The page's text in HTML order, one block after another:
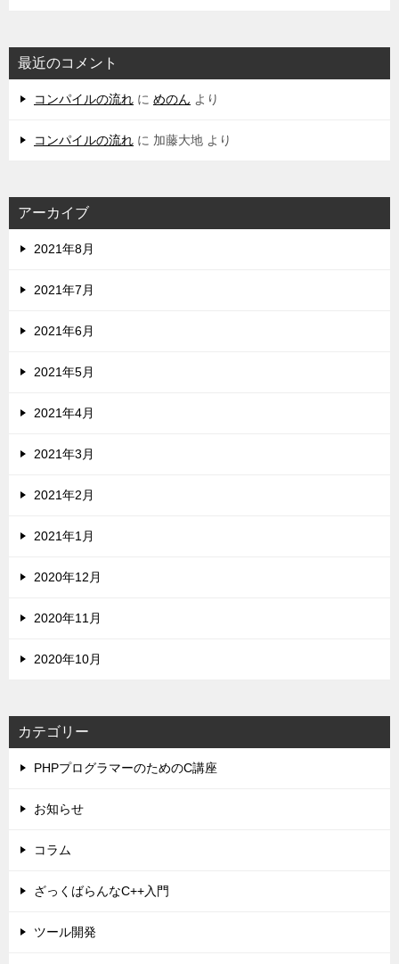
最近のコメント
コンパイルの流れ に めのん より
コンパイルの流れ に 加藤大地 より
アーカイブ
2021年8月
2021年7月
2021年6月
2021年5月
2021年4月
2021年3月
2021年2月
2021年1月
2020年12月
2020年11月
2020年10月
カテゴリー
PHPプログラマーのためのC講座
お知らせ
コラム
ざっくばらんなC++入門
ツール開発